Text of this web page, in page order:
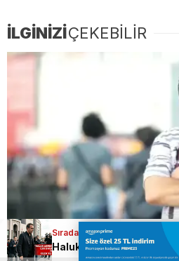
Sıradaki Haber
İLGİNİZİÇEKEBİLİR
Usta tiyatrocudan acı haber!